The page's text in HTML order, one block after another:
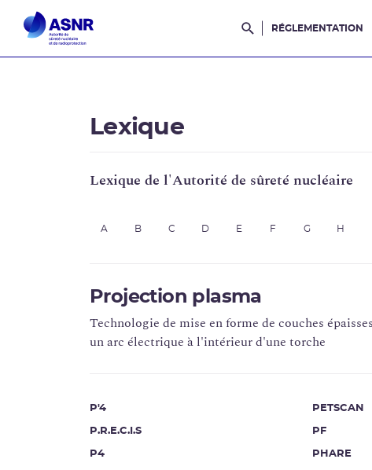
Rechercher dans le
RÉGLEMENTATION
Lexique
Lexique de l'Autorité de sûreté nucléaire
A B C D E F G H
Projection plasma
Technologie de mise en forme de couches
un arc électrique à l'intérieur d'une torche
P'4
P.R.E.C.I.S
P4
PETSCAN
PF
PHARE